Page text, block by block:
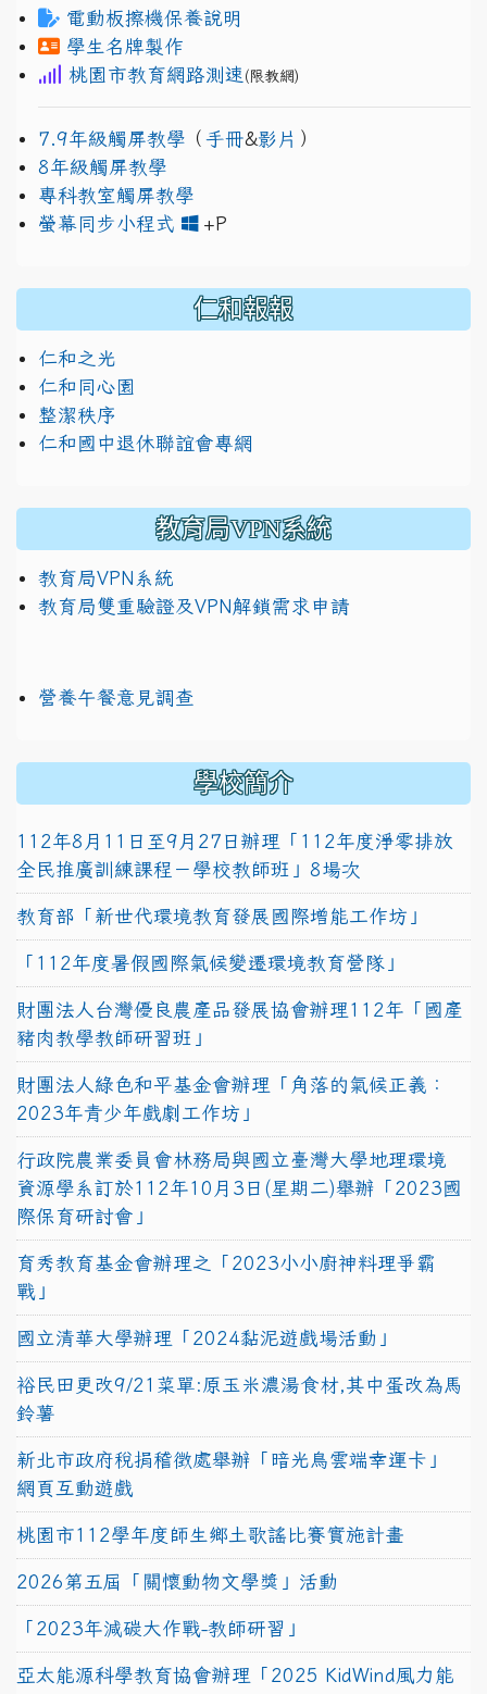
電動板擦機保養說明
學生名牌製作
桃園市教育網路測速 (限教網)
7.9年級觸屏教學 （ 手冊&影片 ）
8年級觸屏教學
專科教室觸屏教學
螢幕同步小程式
+P
仁和報報
仁和之光
仁和同心園
整潔秩序
仁和國中退休聯誼會專網
教育局VPN系統
教育局VPN系統
教育局雙重驗證及VPN解鎖需求申請
營養午餐意見調查
學校簡介
112年8月11日至9月27日辦理「112年度淨零排放
全民推廣訓練課程－學校教師班」8場次
教育部「新世代環境教育發展國際增能工作坊」
「112年度暑假國際氣候變遷環境教育營隊」
財團法人台灣優良農產品發展協會辦理112年「國產
豬肉教學教師研習班」
財團法人綠色和平基金會辦理「角落的氣候正義：
2023年青少年戲劇工作坊」
行政院農業委員會林務局與國立臺灣大學地理環境
資源學系訂於112年10月3日(星期二)舉辦「2023國
際保育研討會」
育秀教育基金會辦理之「2023小小廚神料理爭霸
戰」
國立清華大學辦理「2024黏泥遊戲場活動」
裕民田更改9/21菜單:原玉米濃湯食材,其中蛋改為馬
鈴薯
新北市政府稅捐稽徵處舉辦「暗光鳥雲端幸運卡」
網頁互動遊戲
桃園市112學年度師生鄉土歌謠比賽實施計畫
2026第五屆「關懷動物文學獎」活動
「2023年減碳大作戰-教師研習」
亞太能源科學教育協會辦理「2025 KidWind風力能